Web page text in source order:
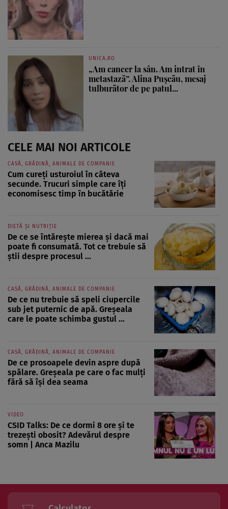
UNICA.RO
„Am cancer la sân. Am intrat în
metastază”. Alina Pușcău, mesaj
tulburător de pe patul...
CELE MAI NOI ARTICOLE
CASĂ, GRĂDINĂ, ANIMALE DE COMPANIE
Cum cureți usturoiul în câteva
secunde. Trucuri simple care îți
economisesc timp în bucătărie
DIETĂ ȘI NUTRIȚIE
De ce se întărește mierea și dacă mai
poate fi consumată. Tot ce trebuie să
știi despre procesul ...
CASĂ, GRĂDINĂ, ANIMALE DE COMPANIE
De ce nu trebuie să speli ciupercile
sub jet puternic de apă. Greșeala
care le poate schimba gustul ...
CASĂ, GRĂDINĂ, ANIMALE DE COMPANIE
De ce prosoapele devin aspre după
spălare. Greșeala pe care o fac mulți
fără să își dea seama
VIDEO
CSID Talks: De ce dormi 8 ore și te
trezești obosit? Adevărul despre
somn | Anca Mazilu